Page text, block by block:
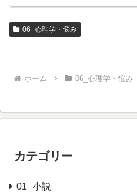
06_心理学・悩み
ホーム 06_心理学・悩み
カテゴリー
01_小説